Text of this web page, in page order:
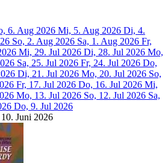
6. Aug 2026 Mi, 5. Aug 2026 Di, 4.
So, 2. Aug 2026 Sa, 1. Aug 2026 Fr,
Mi, 29. Jul 2026 Di, 28. Jul 2026 Mo,
Sa, 25. Jul 2026 Fr, 24. Jul 2026 Do,
Di, 21. Jul 2026 Mo, 20. Jul 2026 So,
Fr, 17. Jul 2026 Do, 16. Jul 2026 Mi,
Mo, 13. Jul 2026 So, 12. Jul 2026 Sa,
Do, 9. Jul 2026
Juni 2026